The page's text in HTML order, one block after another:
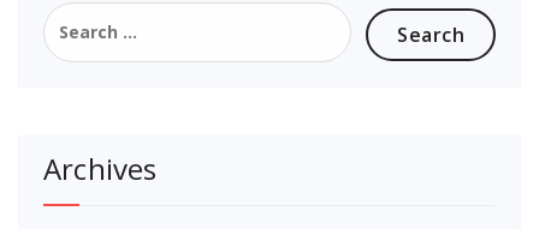
Search
for:
Archives